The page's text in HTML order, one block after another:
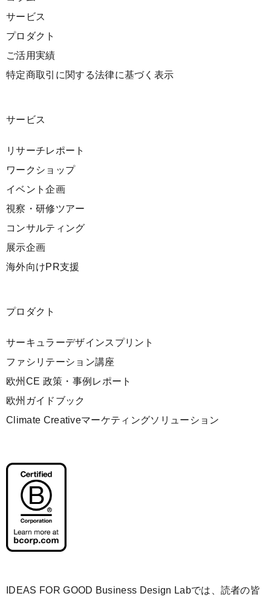
サービス
プロダクト
ご活用実績
特定商取引に関する法律に基づく表示
サービス
リサーチレポート
ワークショップ
イベント企画
視察・研修ツアー
コンサルティング
展示企画
海外向けPR支援
プロダクト
サーキュラーデザインスプリント
ファシリテーション講座
欧州CE 政策・事例レポート
欧州ガイドブック
Climate Creativeマーケティングソリューション
IDEAS FOR GOOD Business Design Labでは、読者の皆